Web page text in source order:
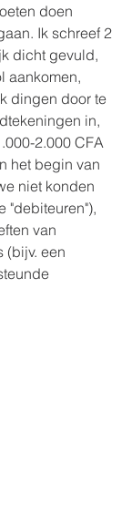
doen
Ik schreef 2
dicht gevuld,
aankomen,
dingen door te
in,
2.000 CFA
het begin van
niet konden
"debiteuren"),
van
(bijv. een